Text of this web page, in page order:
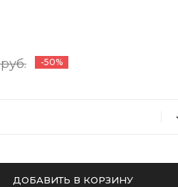
-50%
ДОБАВИТЬ В КОРЗИНУ